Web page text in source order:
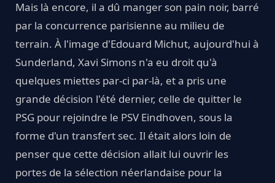
Mais là encore, il a dû manger son pain noir, barré
par la concurrence parisienne au milieu de
terrain. À l'image d'Edouard Michut, aujourd'hui à
Sunderland, Xavi Simons n'a eu droit qu'à
quelques miettes par-ci par-là, et a pris une
grande décision l'été dernier, celle de quitter le
PSG pour rejoindre le PSV Eindhoven, sous la
forme d'un transfert sec. Il était alors loin de
penser que cette décision allait lui ouvrir les
portes de la sélection néerlandaise pour la